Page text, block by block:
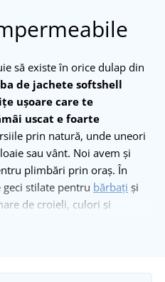
să existe în orice dulap din
de jachete softshell
ușoare care te
uscat e foarte
prin natură, unde uneori
sau vânt. Noi avem și
plimbări prin oraș. În
stilate pentru bărbați și
de croieli, culori și